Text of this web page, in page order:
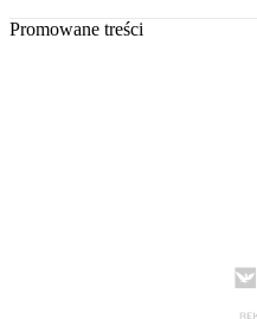
Promowane treści